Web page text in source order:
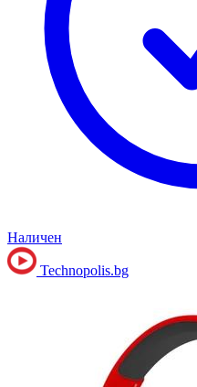
Наличен
Technopolis.bg